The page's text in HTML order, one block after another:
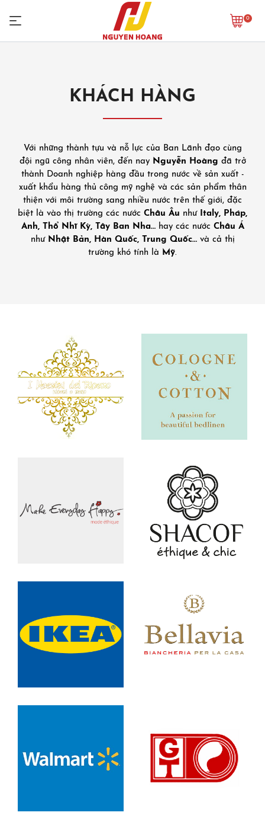
0
KHÁCH HÀNG
Với những thành tựu và nỗ lực của Ban Lãnh đạo cùng
đội ngũ công nhân viên, đến nay Nguyễn Hoàng đã trở
thành Doanh nghiệp hàng đầu trong nước về sản xuất -
xuất khẩu hàng thủ công mỹ nghệ và các sản phẩm thân
thiện với môi trường sang nhiều nước trên thế giới, đặc
biệt là vào thị trường các nước Châu Âu như Italy, Pháp,
Anh, Thổ Nhĩ Kỳ, Tây Ban Nha…hay các nước Châu Á
như Nhật Bản, Hàn Quốc, Trung Quốc…và cả thị
trường khó tính là Mỹ.